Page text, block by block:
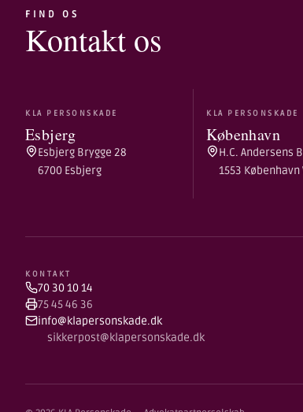
FIND OS
Kontakt os
KLA PERSONSKADE
Esbjerg
Esbjerg Brygge 28
6700 Esbjerg
KLA PERSONSKADE
København
H.C. Andersens
1553 København
KONTAKT
70 30 10 14
75 45 46 36
info@klapersonskade.dk
sikkerpost@klapersonskade.dk